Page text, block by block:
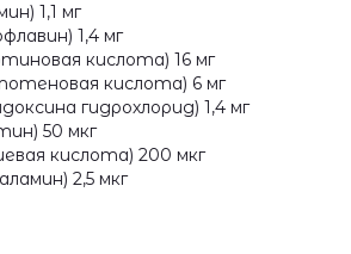
1,1 мг
1,4 мг
кислота) 16 мг
кислота) 6 мг
гидрохлорид) 1,4 мг
50 мкг
кислота) 200 мкг
2,5 мкг